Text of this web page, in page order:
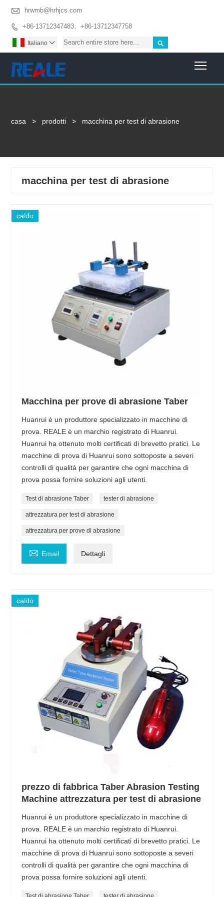
 hrwmb@hrhjcs.com
 +86-13712347483、+86-13712347758

Italiano 
casa > prodotti > macchina per test di abrasione
macchina per test di abrasione
caldo
Macchina per prove di abrasione Taber
Huanrui è un produttore specializzato in macchine di
prova. REALE è un marchio registrato di Huanrui.
Huanrui ha ottenuto molti certificati di brevetto pratici. Le
macchine di prova di Huanrui sono sottoposte a severi
controlli di qualità per garantire che ogni macchina di
prova possa fornire soluzioni agli utenti.
Test di abrasione Taber tester di abrasione
attrezzatura per test di abrasione
attrezzatura per prove di abrasione
 Email Dettagli
caldo
prezzo di fabbrica Taber Abrasion Testing
Machine attrezzatura per test di abrasione
Huanrui è un produttore specializzato in macchine di
prova. REALE è un marchio registrato di Huanrui.
Huanrui ha ottenuto molti certificati di brevetto pratici. Le
macchine di prova di Huanrui sono sottoposte a severi
controlli di qualità per garantire che ogni macchina di
prova possa fornire soluzioni agli utenti.